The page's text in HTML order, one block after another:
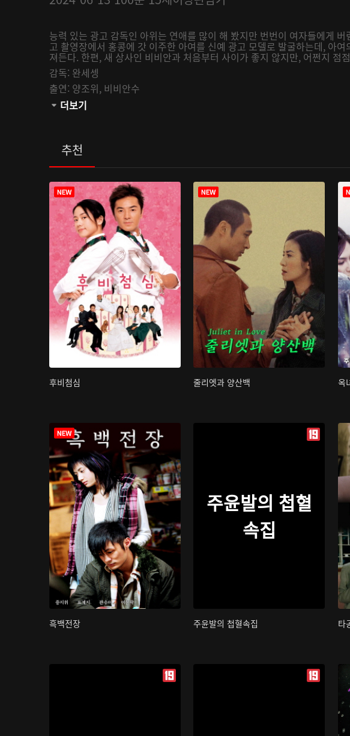
능력 있는 광고 감독인 아위는 연애를 많이 해 봤지만 번번이 여자들에게
고 촬영장에서 홍콩에 갓 이주한 아여를 신예 광고 모델로 발굴하는데, 아
져든다. 한편, 새 상사인 비비안과 처음부터 사이가 좋지 않지만, 어쩐지 점
감독: 완세셍
출연: 양조위, 비비안수
관람등급:
더보기
추천
후비첨심 줄리엣과 양산백 옥
흑백전장
주윤발의 첩혈
속집
주윤발의 첩혈속집 타